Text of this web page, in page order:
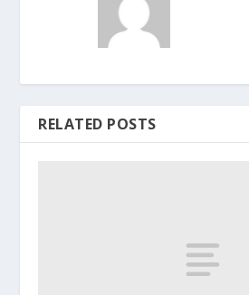
RELATED POSTS